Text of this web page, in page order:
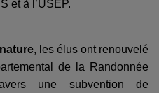
et à l’USEP.
, les élus ont renouvelé
de la Randonnée
une subvention de